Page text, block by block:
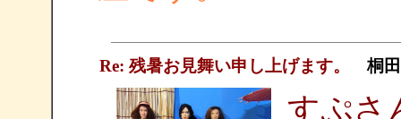
Re: 残暑お見舞い申し上げます。 桐
すぷさ